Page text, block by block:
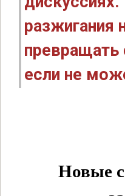
разжигания
превращать
если не
Новые